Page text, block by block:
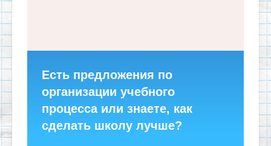
Есть предложения по
организации учебного
процесса или знаете, как
сделать школу лучше?